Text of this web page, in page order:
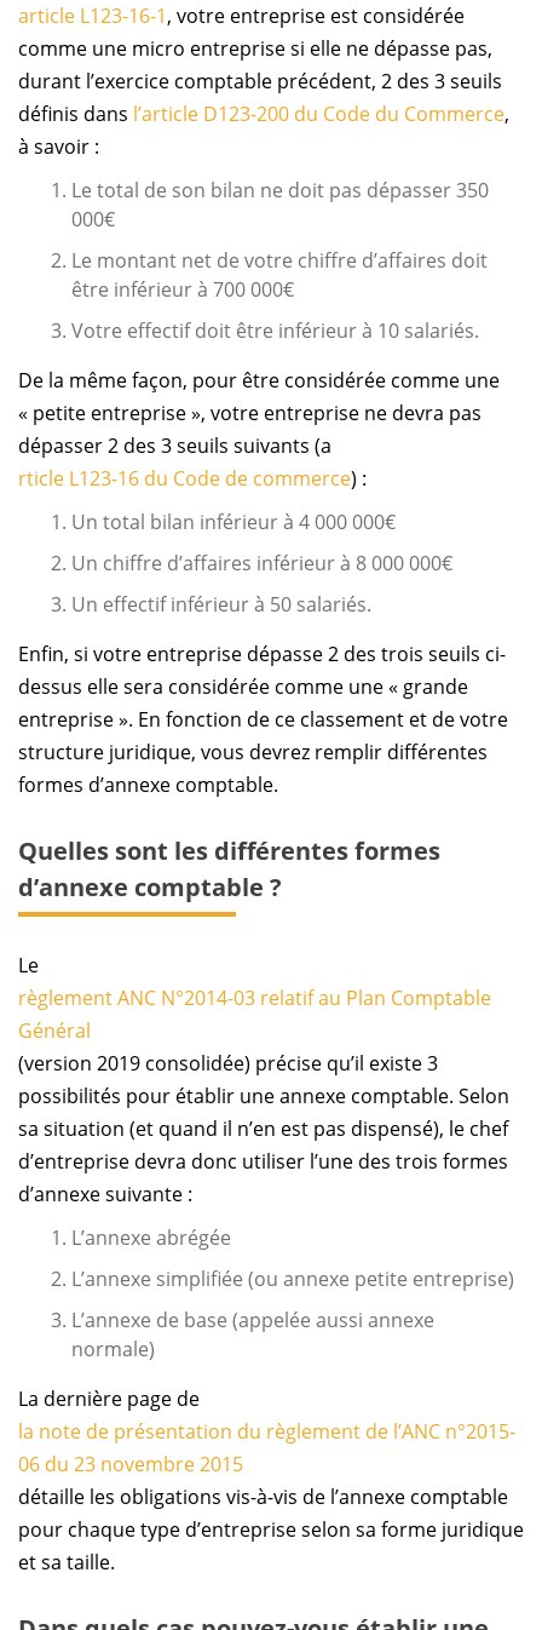
article L123-16-1, votre entreprise est considérée
comme une micro entreprise si elle ne dépasse pas,
durant l’exercice comptable précédent, 2 des 3 seuils
définis dans l’article D123-200 du Code du Commerce,
à savoir :
Le total de son bilan ne doit pas dépasser 350
000€
Le montant net de votre chiffre d’affaires doit
être inférieur à 700 000€
Votre effectif doit être inférieur à 10 salariés.
De la même façon, pour être considérée comme une
« petite entreprise », votre entreprise ne devra pas
dépasser 2 des 3 seuils suivants (a
rticle L123-16 du Code de commerce) :
Un total bilan inférieur à 4 000 000€
Un chiffre d’affaires inférieur à 8 000 000€
Un effectif inférieur à 50 salariés.
Enfin, si votre entreprise dépasse 2 des trois seuils ci-
dessus elle sera considérée comme une « grande
entreprise ». En fonction de ce classement et de votre
structure juridique, vous devrez remplir différentes
formes d’annexe comptable.
Quelles sont les différentes formes
d’annexe comptable ?
Le
règlement ANC N°2014-03 relatif au Plan Comptable
Général
(version 2019 consolidée) précise qu’il existe 3
possibilités pour établir une annexe comptable. Selon
sa situation (et quand il n’en est pas dispensé), le chef
d’entreprise devra donc utiliser l’une des trois formes
d’annexe suivante :
L’annexe abrégée
L’annexe simplifiée (ou annexe petite entreprise)
L’annexe de base (appelée aussi annexe
normale)
La dernière page de
la note de présentation du règlement de l’ANC n°2015-
06 du 23 novembre 2015
détaille les obligations vis-à-vis de l’annexe comptable
pour chaque type d’entreprise selon sa forme juridique
et sa taille.